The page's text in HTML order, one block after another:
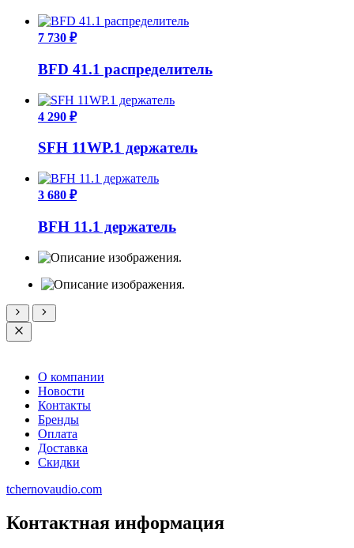
7 730 ₽
BFD 41.1 распределитель
4 290 ₽
SFH 11WP.1 держатель
3 680 ₽
BFH 11.1 держатель
О компании
Новости
Контакты
Бренды
Оплата
Доставка
Скидки
tchernovaudio.com
Контактная информация